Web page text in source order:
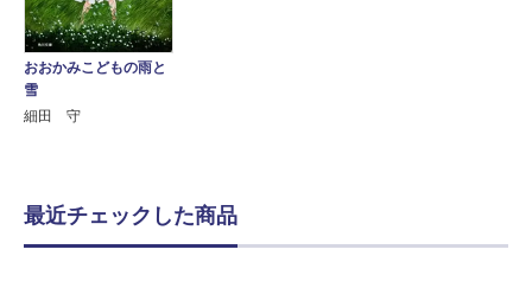
おおかみこどもの雨と
雪
細田 守
最近チェックした商品